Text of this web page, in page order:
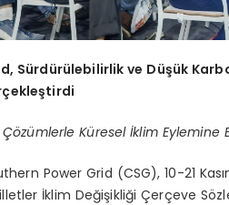
Sürdürülebilirlik ve Düşük
Küresel İklim Eylemine
Power Grid (CSG), 10-21
İklim Değişikliği Çerçeve